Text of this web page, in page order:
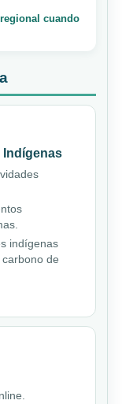
cuando
Indígenas
indígenas
de